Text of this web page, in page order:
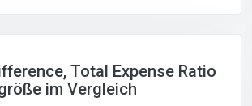
Total Expense Ratio
im Vergleich